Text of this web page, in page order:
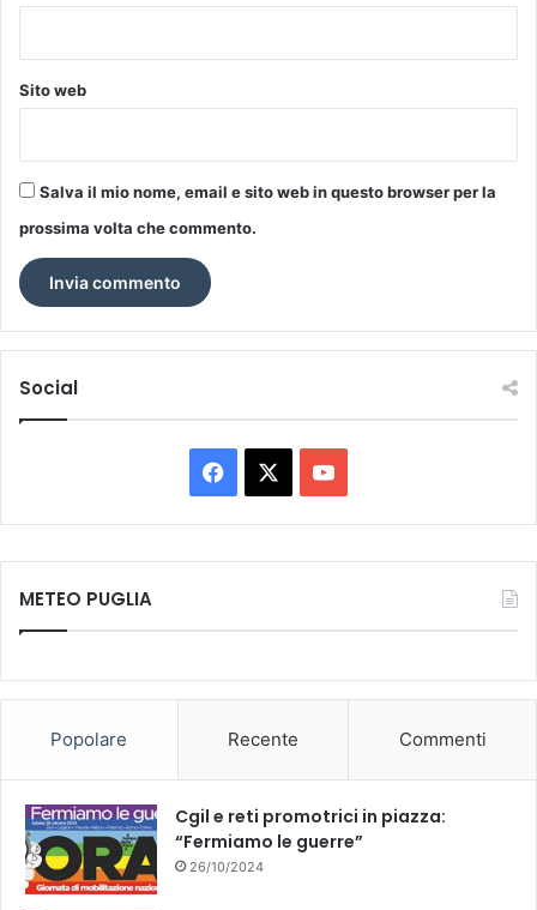
Sito web
Salva il mio nome, email e sito web in questo browser per la
prossima volta che commento.
Social
Facebook You
Tube
METEO PUGLIA
Popolare Recente Commenti
Cgil e reti promotrici in piazza:
“Fermiamo le guerre”
26/10/2024